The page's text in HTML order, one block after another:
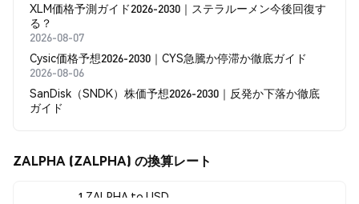
XLM価格予測ガイド2026-2030｜ステラルーメン今後回復す
る？
2026-08-07
Cysic価格予想2026-2030｜CYS急騰か停滞か徹底ガイド
2026-08-06
SanDisk（SNDK）株価予想2026-2030｜反発か下落か徹底
ガイド
ZALPHA (ZALPHA) の換算レート
1 ZALPHA to USD